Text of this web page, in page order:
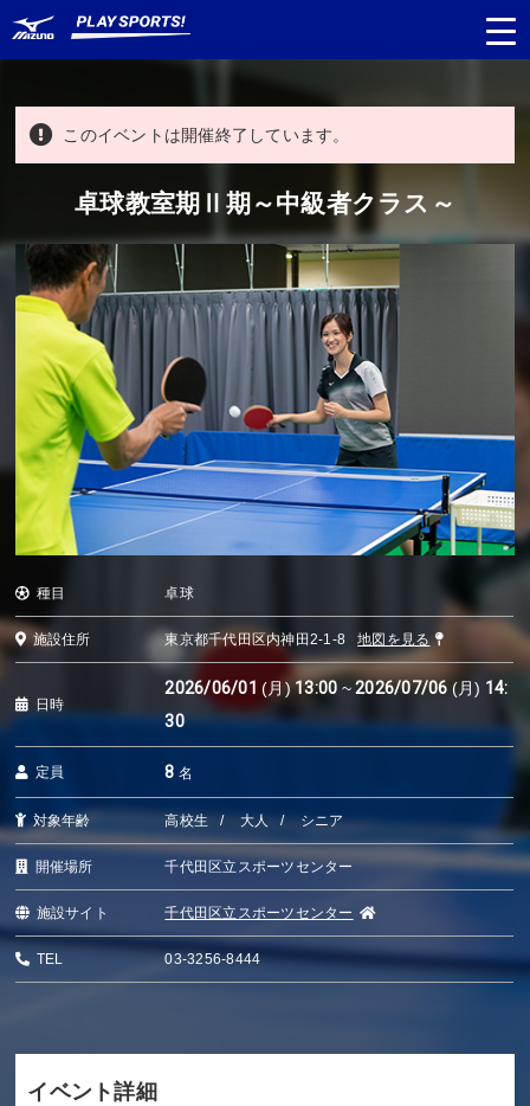
種目から探す
日程から探す
対象年齢 から探す
このイベントは開催終了しています。
卓球教室期Ⅱ期～中級者クラス～
種目 卓球
施設住所 東京都千代田区内神田2-1-8 地図を見る
日時
2026/06/01(月) 13:00 ~ 2026/07/06 (月) 14:
30
定員 8 名
対象年齢 高校生 大人 シニア
開催場所 千代田区立スポーツセンター
施設サイト 千代田区立スポーツセンター
TEL 03-3256-8444
イベント詳細